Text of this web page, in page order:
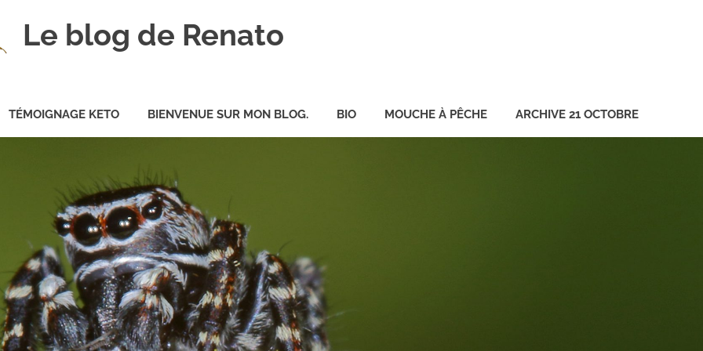
Le blog de Renato
TÉMOIGNAGE KETO
BIENVENUE SUR MON BLOG. BIO MOUCHE À PÊCHE ARCHIVE 21 OCTOBRE